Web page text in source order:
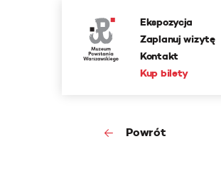
Ekspozycja
Zaplanuj wizytę
Kontakt
Kup bilety
Powrót